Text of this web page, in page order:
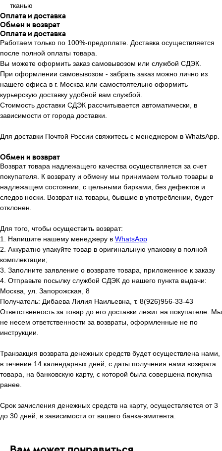
тканью
Оплата и доставка
Обмен и возврат
Оплата и доставка
Работаем только по 100%-предоплате. Доставка осуществляется
после полной оплаты товара.
Вы можете оформить заказ самовывозом или службой СДЭК.
При оформлении самовывозом - забрать заказ можно лично из
нашего офиса в г. Москва или самостоятельно оформить
курьерскую доставку удобной вам службой.
Стоимость доставки СДЭК рассчитывается автоматически, в
зависимости от города доставки.
Для доставки Почтой России свяжитесь с менеджером в WhatsApp.
Обмен и возврат
Возврат товара надлежащего качества осуществляется за счет
покупателя. К возврату и обмену мы принимаем только товары в
надлежащем состоянии, с цельными бирками, без дефектов и
следов носки. Возврат на товары, бывшие в употреблении, будет
отклонен.
Для того, чтобы осуществить возврат:
1. Напишите нашему менеджеру в WhatsApp
2. Аккуратно упакуйте товар в оригинальную упаковку в полной
комплектации;
3. Заполните заявление о возврате товара, приложенное к заказу
4. Отправьте посылку службой СДЭК до нашего пункта выдачи:
Москва, ул. Запорожская, 8
Получатель: Дибаева Лилия Наильевна, т. 8(926)956-33-43
Ответственность за товар до его доставки лежит на покупателе. Мы
не несем ответственности за возвраты, оформленные не по
инструкции.
Транзакция возврата денежных средств будет осуществлена нами,
в течение 14 календарных дней, с даты получения нами возврата
товара, на банковскую карту, с которой была совершена покупка
ранее.
Срок зачисления денежных средств на карту, осуществляется от 3
до 30 дней, в зависимости от вашего банка-эмитента.